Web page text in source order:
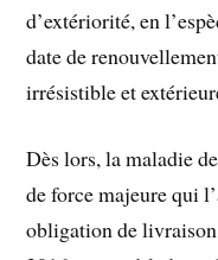
d’extériorité, en
date de
irrésistible et
Dès lors, la maladie
de force majeure qui
obligation de livraison